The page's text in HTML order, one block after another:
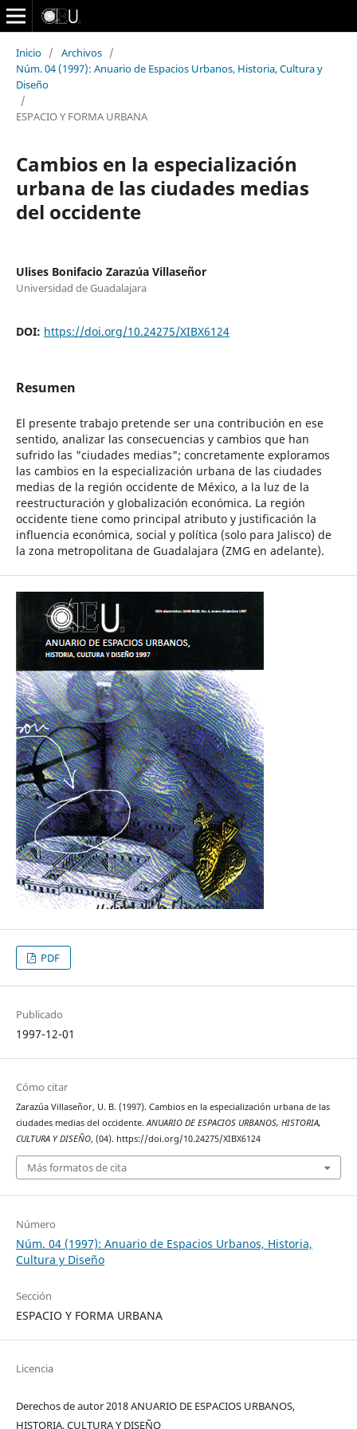
Inicio / Archivos /
Núm. 04 (1997): Anuario de Espacios Urbanos, Historia, Cultura y
Diseño
/
ESPACIO Y FORMA URBANA
Cambios en la especialización
urbana de las ciudades medias
del occidente
Ulises Bonifacio Zarazúa Villaseñor
Universidad de Guadalajara
DOI: https://doi.org/10.24275/XIBX6124
Resumen
El presente trabajo pretende ser una contribución en ese
sentido, analizar las consecuencias y cambios que han
sufrido las "ciudades medias"; concretamente exploramos
las cambios en la especialización urbana de las ciudades
medias de la región occidente de México, a la luz de la
reestructuración y globalización económica. La región
occidente tiene como principal atributo y justificación la
influencia económica, social y política (solo para Jalisco) de
la zona metropolitana de Guadalajara (ZMG en adelante).
PDF
Publicado
1997-12-01
Cómo citar
Zarazúa Villaseñor, U. B. (1997). Cambios en la especialización urbana de las
ciudades medias del occidente.ANUARIO DE ESPACIOS URBANOS, HISTORIA,
CULTURA Y DISEÑO, (04). https://doi.org/10.24275/XIBX6124
Más formatos de cita
Número
Núm. 04 (1997): Anuario de Espacios Urbanos, Historia,
Cultura y Diseño
Sección
ESPACIO Y FORMA URBANA
Licencia
Derechos de autor 2018 ANUARIO DE ESPACIOS URBANOS,
HISTORIA, CULTURA Y DISEÑO